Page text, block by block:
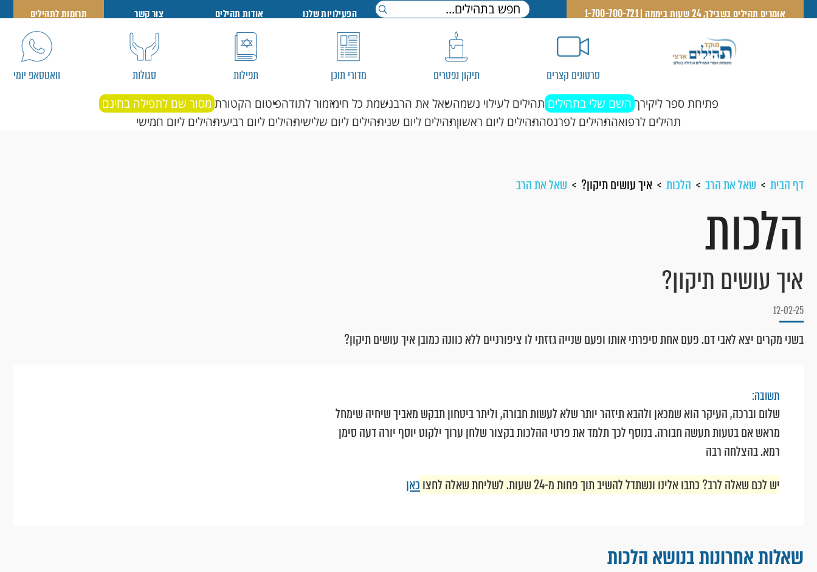
אומרים תהילים בשבילך, 24 שעות ביממה | 1-700-700-721 הפעילויות שלנו אודות תהילים צור קשר תרומות לתהילים
סרטונים קצרים תיקון נפטרים מדורי תוכן תפילות סגולות וואטסאפ יומי
פתיחת ספר ליקירך השם שלי בתהילים תהילים לעילוי נשמהשאל את הרבנשמת כל חימזמור לתודהפיטום הקטורת מסור שם לתפילה בחינם
תהילים לרפואהתהילים לפרנסהתהילים ליום ראשוןתהילים ליום שניתהילים ליום שלישיתהילים ליום רביעיתהילים ליום חמישי
דף הבית שאל את הרב הלכות איך עושים תיקון? שאל את הרב
הלכות
איך עושים תיקון?
12-02-25
בשני מקרים יצא לאבי דם. פעם אחת סיפרתי אותו ופעם שנייה גזזתי לו ציפורניים ללא כוונה כמובן איך עושים תיקון?
תשובה:
שלום וברכה, העיקר הוא שמכאן ולהבא תיזהר יותר שלא לעשות חבורה, וליתר ביטחון תבקש מאביך שיחיה שימחל
מראש אם בטעות תעשה חבורה. בנוסף לכך תלמד את פרטי ההלכות בקצור שלחן ערוך ילקוט יוסף יורה דעה סימן
רמא. בהצלחה רבה
יש לכם שאלה לרב? כתבו אלינו ונשתדל להשיב תוך פחות מ-24 שעות. לשליחת שאלה לחצו
כאן
שאלות אחרונות בנושא הלכות